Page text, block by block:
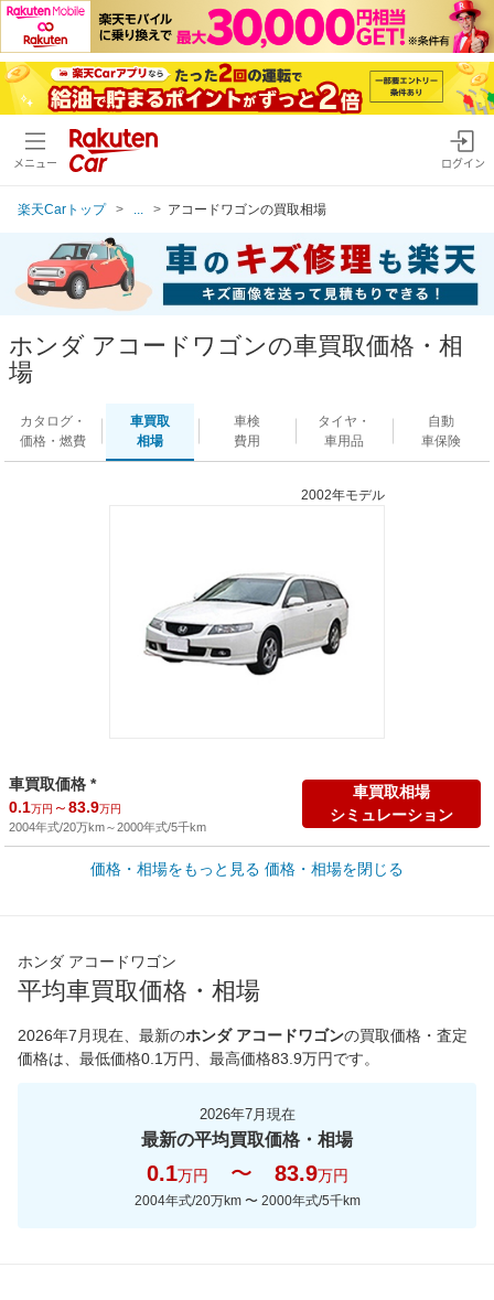
メニュー ログイン
楽天Carトップ アコードワゴンの買取相場
ホンダ アコードワゴンの車買取価格・相
場
カタログ・
価格・燃費
車買取
相場
車検
費用
タイヤ・
車用品
自動
車保険
2002年モデル
車買取価格 *
0.1万円 ～83.9万円
2004年式/20万km～2000年式/5千km
車買取相場
シミュレーション
新車カタログ価格
他車種を
65,050円
価格・相場をもっと見る 価格・相場を閉じる
ホンダ アコードワゴン
平均車買取価格・相場
2026年7月現在 、最新のホンダ アコードワゴンの買取価格・査定
価格は、最低価格0.1万円、最高価格83.9万円です。
2026年7月現在
最新の平均買取価格・相場
0.1万円 〜 83.9万円
2004年式/20万km 〜 2000年式/5千km